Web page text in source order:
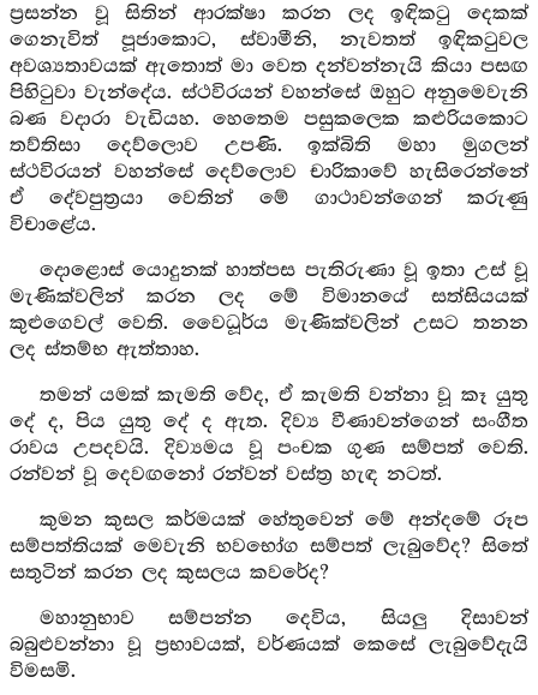
ප්‍රසන්න වූ සිතින් ආරක්ෂා කරන ලද ඉඳිකටු දෙකක්
ගෙනැවිත් පූජාකොට, ස්වාමීනි, නැවතත් ඉඳිකටුවල
අවශ්‍යතාවයක් ඇතොත් මා වෙත දන්වන්නැයි කියා පසඟ
පිහිටුවා වැන්දේය. ස්ථවිරයන් වහන්සේ ඔහුට අනුමෙවැනි
බණ වදාරා වැඩියහ. හෙතෙම පසුකලෙක කළුරියකොට
තව්තිසා දෙව්ලොව උපණි. ඉක්බිති මහා මුගලන්
ස්ථවිරයන් වහන්සේ දෙව්ලොව චාරිකාවේ හැසිරෙන්නේ
ඒ දේවපුත්‍රයා වෙතින් මේ ගාථාවන්ගෙන් කරුණු
විචාළේය.
දොළොස් යොදුනක් හාත්පස පැතිරුණා වූ ඉතා උස් වූ
මැණික්වලින් කරන ලද මේ විමානයේ සත්සියයක්
කුළුගෙවල් වෙති. වෛධූර්ය මැණික්වලින් උසට තනන
ලද ස්තම්භ ඇත්තාහ.
තමන් යමක් කැමති වේද, ඒ කැමති වන්නා වූ කෑ යුතු
දේ ද, පිය යුතු දේ ද ඇත. දිව්‍ය වීණාවන්ගෙන් සංගීත
රාවය උපදවයි. දිව්‍යමය වූ පංචක ගුණ සම්පත් වෙති.
රන්වන් වූ දෙවඟනෝ රන්වන් වස්ත්‍ර හැඳ නටත්.
කුමන කුසල කර්මයක් හේතුවෙන් මේ අන්දමේ රූප
සම්පත්තියක් මෙවැනි භවභෝග සම්පත් ලැබුවේද? සිතේ
සතුටින් කරන ලද කුසලය කවරේද?
මහානුභාව සම්පන්න දෙවිය, සියලු දිසාවන්
බබුළුවන්නා වූ ප්‍රභාවයක්, වර්ණයක් කෙසේ ලැබුවේදැයි
විමසමි.